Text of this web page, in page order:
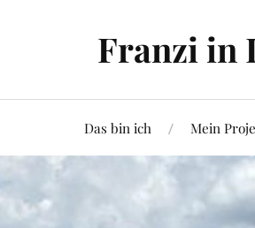
Franzi in
Das bin ich Mein